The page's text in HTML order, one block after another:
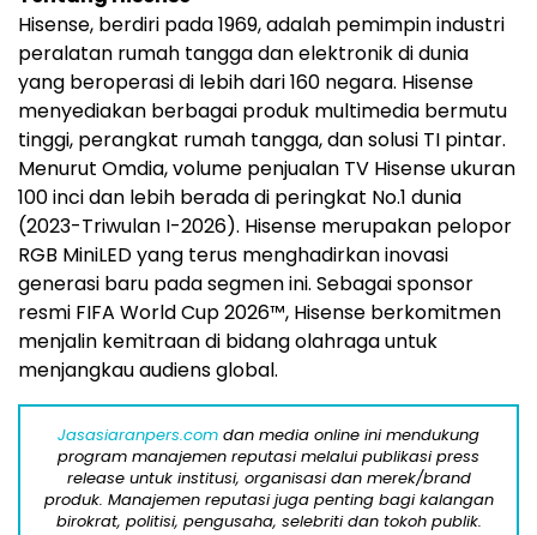
Hisense, berdiri pada 1969, adalah pemimpin industri
peralatan rumah tangga dan elektronik di dunia
yang beroperasi di lebih dari 160 negara. Hisense
menyediakan berbagai produk multimedia bermutu
tinggi, perangkat rumah tangga, dan solusi TI pintar.
Menurut Omdia, volume penjualan TV Hisense ukuran
100 inci dan lebih berada di peringkat No.1 dunia
(2023-Triwulan I-2026). Hisense merupakan pelopor
RGB MiniLED yang terus menghadirkan inovasi
generasi baru pada segmen ini. Sebagai sponsor
resmi FIFA World Cup 2026™, Hisense berkomitmen
menjalin kemitraan di bidang olahraga untuk
menjangkau audiens global.
Jasasiaranpers.com dan media online ini mendukung
program manajemen reputasi melalui publikasi press
release untuk institusi, organisasi dan merek/brand
produk. Manajemen reputasi juga penting bagi kalangan
birokrat, politisi, pengusaha, selebriti dan tokoh publik.